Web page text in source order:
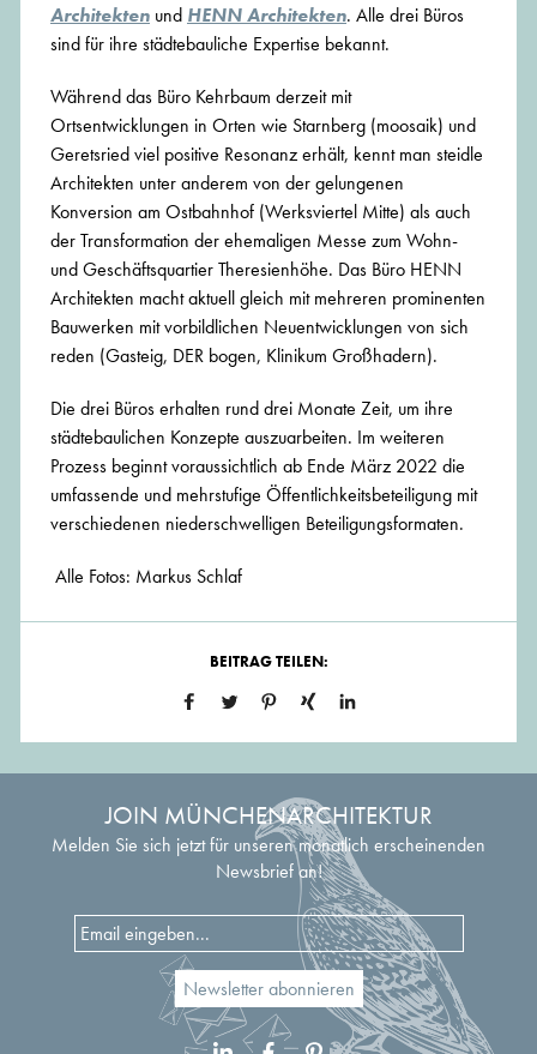
Architekten und HENN Architekten. Alle drei Büros
sind für ihre städtebauliche Expertise bekannt.
Während das Büro Kehrbaum derzeit mit
Ortsentwicklungen in Orten wie Starnberg (moosaik) und
Geretsried viel positive Resonanz erhält, kennt man steidle
Architekten unter anderem von der gelungenen
Konversion am Ostbahnhof (Werksviertel Mitte) als auch
der Transformation der ehemaligen Messe zum Wohn-
und Geschäftsquartier Theresienhöhe. Das Büro HENN
Architekten macht aktuell gleich mit mehreren prominenten
Bauwerken mit vorbildlichen Neuentwicklungen von sich
reden (Gasteig, DER bogen, Klinikum Großhadern).
Die drei Büros erhalten rund drei Monate Zeit, um ihre
städtebaulichen Konzepte auszuarbeiten. Im weiteren
Prozess beginnt voraussichtlich ab Ende März 2022 die
umfassende und mehrstufige Öffentlichkeitsbeteiligung mit
verschiedenen niederschwelligen Beteiligungsformaten.
Alle Fotos: Markus Schlaf
BEITRAG TEILEN:
JOIN MÜNCHENARCHITEKTUR
Melden Sie sich jetzt für unseren monatlich erscheinenden
Newsbrief an!